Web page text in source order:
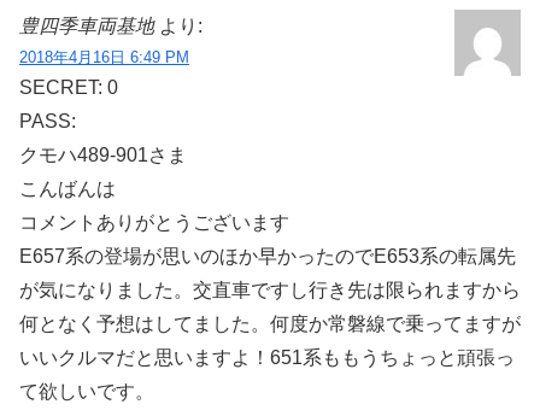
豊四季車両基地 より:
2018年4月16日 6:49 PM
SECRET: 0
PASS:
クモハ489-901さま
こんばんは
コメントありがとうございます
E657系の登場が思いのほか早かったのでE653系の転属先
が気になりました。交直車ですし行き先は限られますから
何となく予想はしてました。何度か常磐線で乗ってますが
いいクルマだと思いますよ！651系ももうちょっと頑張っ
て欲しいです。